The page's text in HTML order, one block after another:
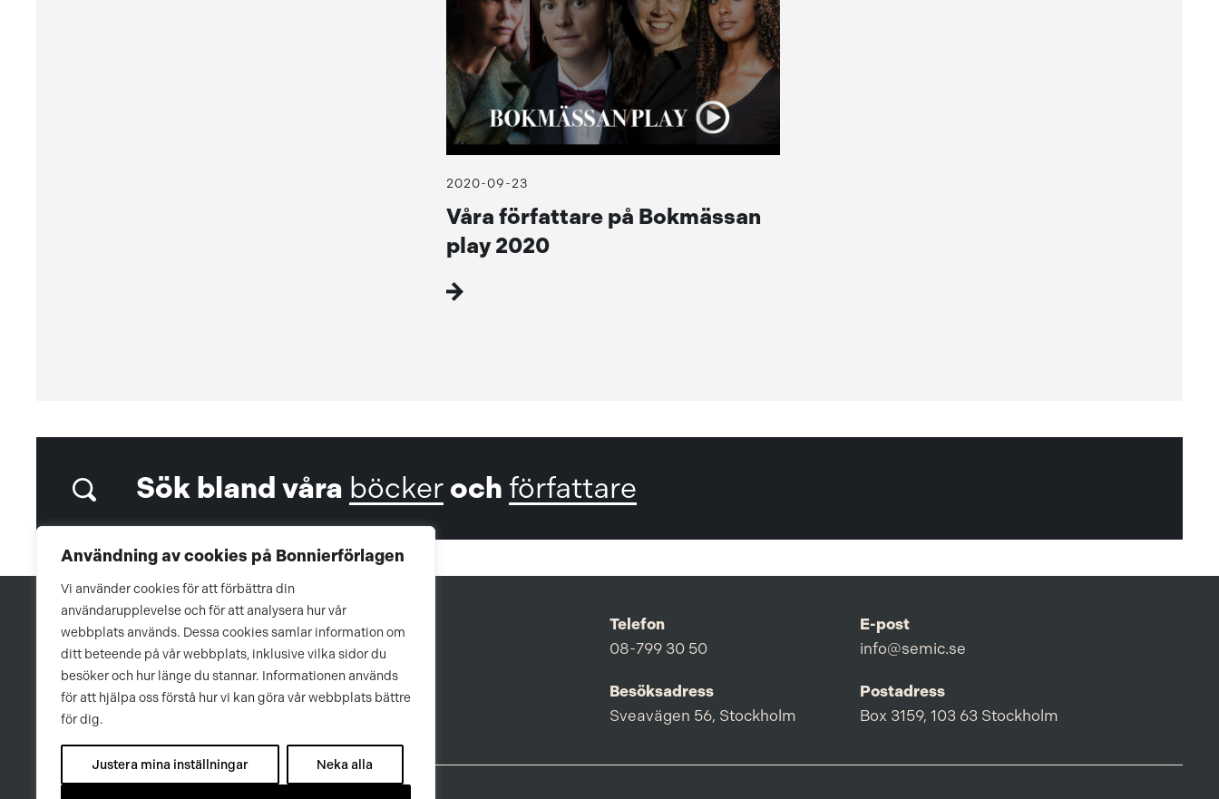
Användning av cookies på Bonnierförlagen
Vi använder cookies för att förbättra din
användarupplevelse och för att analysera hur vår
webbplats används. Dessa cookies samlar information om
ditt beteende på vår webbplats, inklusive vilka sidor du
besöker och hur länge du stannar. Informationen används
för att hjälpa oss förstå hur vi kan göra vår webbplats bättre
för dig.
Justera mina inställningar Neka alla
2020-09-23
Våra författare på Bokmässan
play 2020
Sök bland våra böcker och författare
Telefon
08-799 30 50
E-post
info@semic.se
Besöksadress
Sveavägen 56, Stockholm
Postadress
Box 3159, 103 63 Stockholm